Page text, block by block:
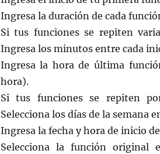
Ingresa la duración de cada
Si tus funciones se repiten
Ingresa los minutos entre cada
Ingresa la hora de última
hora).
Si tus funciones se repiten
Selecciona los días de la semana
Ingresa la fecha y hora de inicio
Selecciona la función original